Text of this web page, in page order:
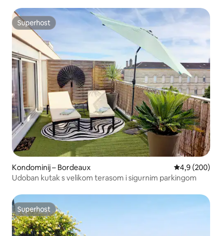
Superhost
Superhost
Kondominij – Bordeaux Prosječna
4,9 (200)
Udoban kutak s velikom terasom i sigurnim parkingom
Superhost
Superhost